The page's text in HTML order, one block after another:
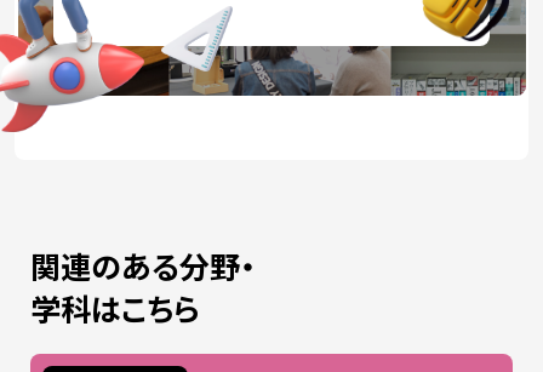
関連のある分野・
学科はこちら